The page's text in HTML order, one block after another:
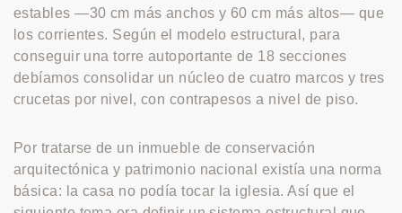
estables —30 cm más anchos y 60 cm más altos— que
los corrientes. Según el modelo estructural, para
conseguir una torre autoportante de 18 secciones
debíamos consolidar un núcleo de cuatro marcos y tres
crucetas por nivel, con contrapesos a nivel de piso.
Por tratarse de un inmueble de conservación
arquitectónica y patrimonio nacional existía una norma
básica: la casa no podía tocar la iglesia. Así que el